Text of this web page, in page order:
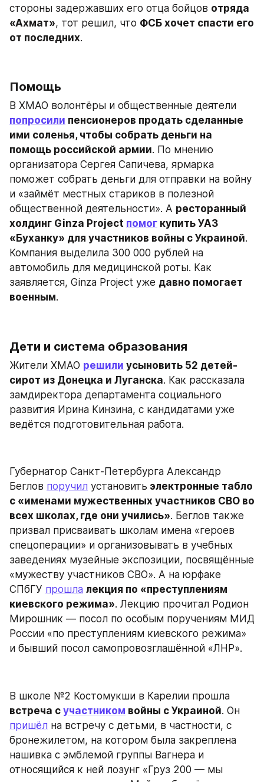
стороны задержавших его отца бойцов отряда
«Ахмат», тот решил, что ФСБ хочет спасти его
от последних.
Помощь
попросили пенсионеров продать сделанные
ими соленья, чтобы собрать деньги на
помощь российской армии. По мнению
организатора Сергея Сапичева, ярмарка
поможет собрать деньги для отправки на войну
и «займёт местных стариков в полезной
общественной деятельности». А ресторанный
холдинг Ginza Project помог купить УАЗ
«Буханку» для участников войны с Украиной.
Компания выделила 300 000 рублей на
автомобиль для медицинской роты. Как
заявляется, Ginza Project уже давно помогает
военным.
Дети и система образования
Жители ХМАО решили усыновить 52 детей-
сирот из Донецка и Луганска. Как рассказала
замдиректора департамента социального
развития Ирина Кинзина, с кандидатами уже
ведётся подготовительная работа.
Губернатор Санкт-Петербурга Александр
Беглов поручил установить электронные табло
с «именами мужественных участников СВО во
всех школах, где они учились». Беглов также
призвал присваивать школам имена «героев
спецоперации» и организовывать в учебных
заведениях музейные экспозиции, посвящённые
«мужеству участников СВО». А на юрфаке
СПбГУ прошла лекция по «преступлениям
киевского режима». Лекцию прочитал Родион
Мирошник — посол по особым поручениям МИД
России «по преступлениям киевского режима»
и бывший посол самопровозглашённой «ЛНР».
встреча с участником войны с Украиной
пришёл на встречу с детьми, в частности, с
бронежилетом, на котором была закреплена
нашивка с эмблемой группы Вагнера и
относящийся к ней лозунг «Груз 200 — мы